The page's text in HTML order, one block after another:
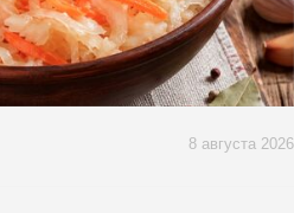
8 августа 2026